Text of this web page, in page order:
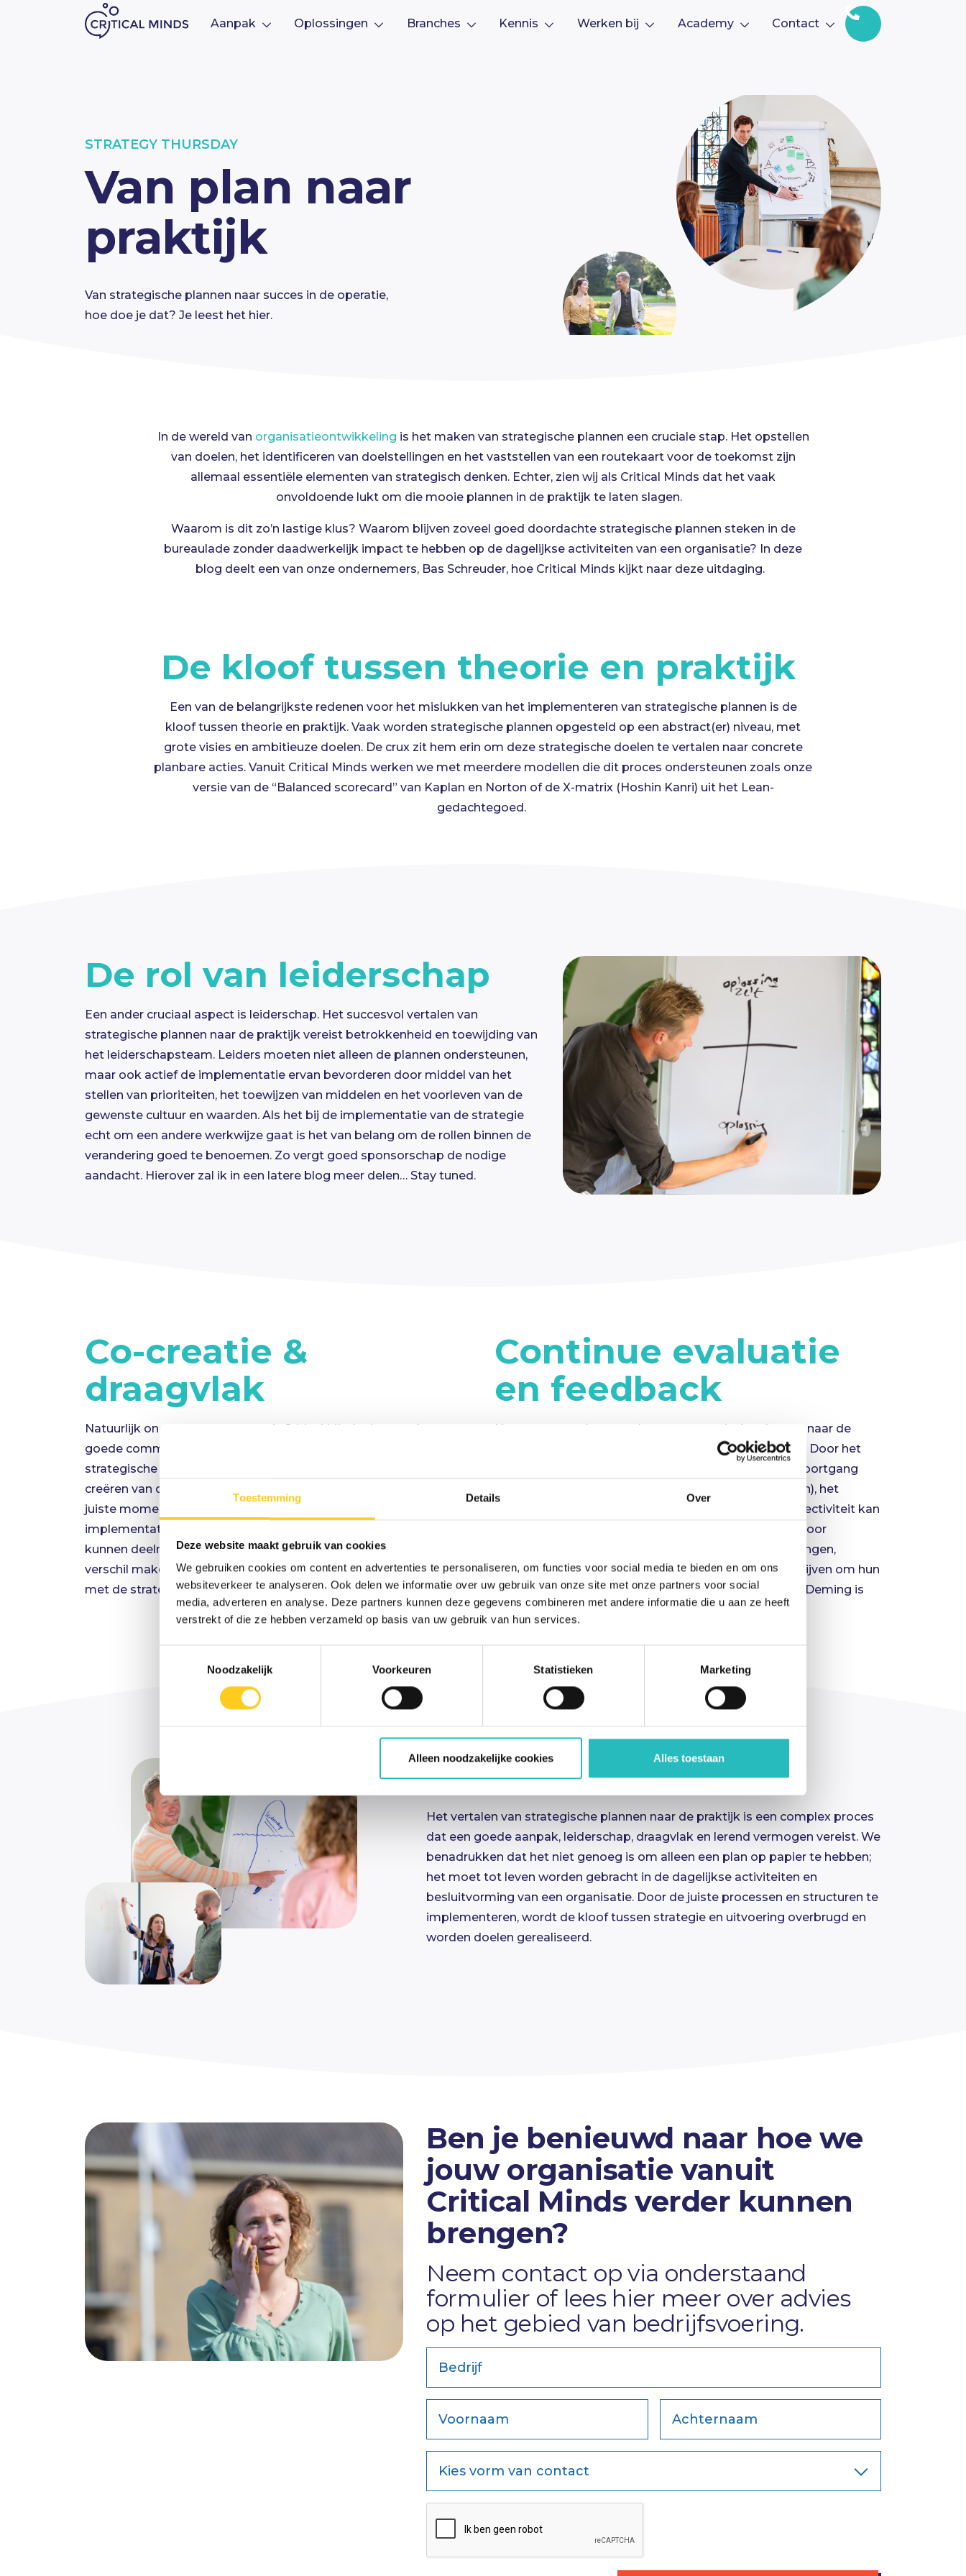
Toestemming Details Over
Deze website maakt gebruik van cookies
We gebruiken cookies om content en advertenties te personaliseren, om functies voor social media te bieden en om ons
websiteverkeer te analyseren. Ook delen we informatie over uw gebruik van onze site met onze partners voor social
media, adverteren en analyse. Deze partners kunnen deze gegevens combineren met andere informatie die u aan ze heeft
verstrekt of die ze hebben verzameld op basis van uw gebruik van hun services.
Noodzakelijk
Voorkeuren Statistieken Marketing
Alleen noodzakelijke cookies Alles toestaan
Aanpak Oplossingen Branches Kennis Werken bij Academy Contact
STRATEGY THURSDAY
Van plan naar
praktijk
Van strategische plannen naar succes in de operatie,
hoe doe je dat? Je leest het hier.
In de wereld van organisatieontwikkeling is het maken van strategische plannen een cruciale stap. Het opstellen
van doelen, het identificeren van doelstellingen en het vaststellen van een routekaart voor de toekomst zijn
allemaal essentiële elementen van strategisch denken. Echter, zien wij als Critical Minds dat het vaak
onvoldoende lukt om die mooie plannen in de praktijk te laten slagen.
Waarom is dit zo’n lastige klus? Waarom blijven zoveel goed doordachte strategische plannen steken in de
bureaulade zonder daadwerkelijk impact te hebben op de dagelijkse activiteiten van een organisatie? In deze
blog deelt een van onze ondernemers, Bas Schreuder, hoe Critical Minds kijkt naar deze uitdaging.
De kloof tussen theorie en praktijk
Een van de belangrijkste redenen voor het mislukken van het implementeren van strategische plannen is de
kloof tussen theorie en praktijk. Vaak worden strategische plannen opgesteld op een abstract(er) niveau, met
grote visies en ambitieuze doelen. De crux zit hem erin om deze strategische doelen te vertalen naar concrete
planbare acties. Vanuit Critical Minds werken we met meerdere modellen die dit proces ondersteunen zoals onze
versie van de “Balanced scorecard” van Kaplan en Norton of de X-matrix (Hoshin Kanri) uit het Lean-
gedachtegoed.
De rol van leiderschap
Een ander cruciaal aspect is leiderschap. Het succesvol vertalen van
strategische plannen naar de praktijk vereist betrokkenheid en toewijding van
het leiderschapsteam. Leiders moeten niet alleen de plannen ondersteunen,
maar ook actief de implementatie ervan bevorderen door middel van het
stellen van prioriteiten, het toewijzen van middelen en het voorleven van de
gewenste cultuur en waarden. Als het bij de implementatie van de strategie
echt om een andere werkwijze gaat is het van belang om de rollen binnen de
verandering goed te benoemen. Zo vergt goed sponsorschap de nodige
aandacht. Hierover zal ik in een latere blog meer delen… Stay tuned.
Co-creatie &
draagvlak
Natuurlijk onderkennen we vanuit Critical Minds de waarde van
goede communicatie als het gaat over het implementeren van
strategische plannen. Waar wij het verschil maken is door het
creëren van draagvlak door de mensen in de processen (op het
juiste moment) te laten meedenken en -doen tijdens de
implementatie. Door heldere kaders te stellen vanuit leiderschap
kunnen deelnemers aan de strategische initiatieven echt het
verschil maken door hun kennis en creativiteit in te zetten in lijn
met de strategische doelen.
Continue evaluatie
en feedback
Het proces van het vertalen van strategische plannen naar de
praktijk is een continu proces van leren en verbeteren. Door het
opzetten van structuren voor het monitoren van de voortgang
is een van onze expertisegebieden), het
verzamelen van feedback en het evalueren van de effectiviteit kan
er richting een lerende organisatie worden gewerkt. Door
regelmatig te reflecteren en aanpassingen aan te brengen,
kunnen organisaties ervoor zorgen dat ze op koers blijven om hun
doelen te bereiken. De welbekende PDCA-cyclus van Deming is
ook hier van grote waarde.
Conclusie
Het vertalen van strategische plannen naar de praktijk is een complex proces
dat een goede aanpak, leiderschap, draagvlak en lerend vermogen vereist. We
benadrukken dat het niet genoeg is om alleen een plan op papier te hebben;
het moet tot leven worden gebracht in de dagelijkse activiteiten en
besluitvorming van een organisatie. Door de juiste processen en structuren te
implementeren, wordt de kloof tussen strategie en uitvoering overbrugd en
worden doelen gerealiseerd.
Ben je benieuwd naar hoe we
jouw organisatie vanuit
Critical Minds verder kunnen
brengen?
Neem contact op via onderstaand
formulier of lees hier meer over advies
op het gebied van bedrijfsvoering.
Bedrijf
Voornaam Achternaam
Kies vorm van contact